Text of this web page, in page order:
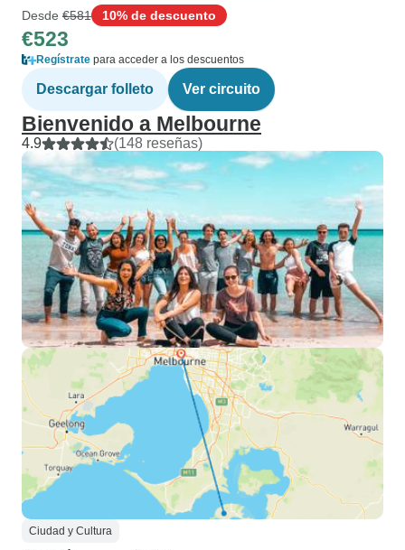
Desde €581 10% de descuento
€523
Regístrate para acceder a los descuentos
Descargar folleto Ver circuito
Bienvenido a Melbourne
4.9 (148 reseñas)
Ciudad y Cultura